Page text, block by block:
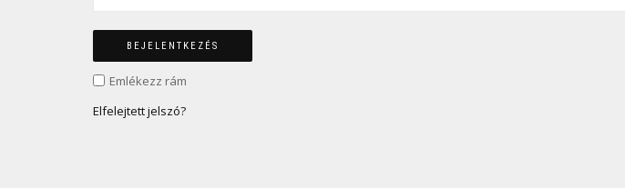
BEJELENTKEZÉS
Emlékezz rám
Elfelejtett jelszó?